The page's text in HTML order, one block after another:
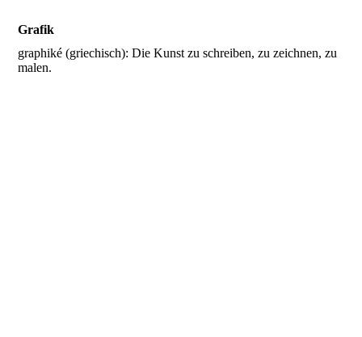
Grafik
graphiké (griechisch): Die Kunst zu schreiben, zu zeichnen, zu
malen.